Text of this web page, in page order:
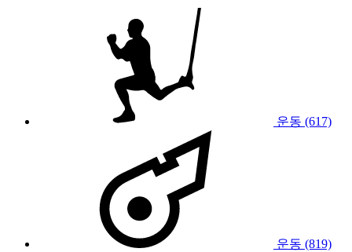
운동 (617)
운동 (819)